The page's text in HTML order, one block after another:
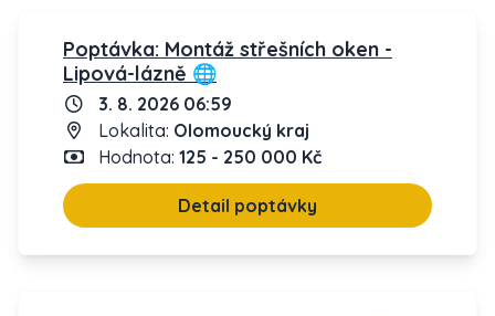
Poptávka: Montáž střešních oken -
Lipová-lázně 🌐
3. 8. 2026 06:59
Lokalita: Olomoucký kraj
Hodnota: 125 - 250 000 Kč
Detail poptávky